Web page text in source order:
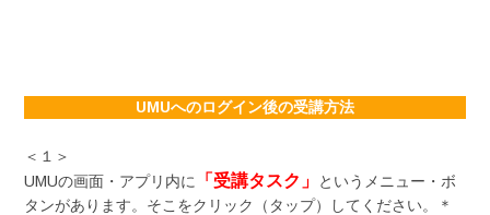
UMUへのログイン後の受講方法
＜１＞
UMUの画面・アプリ内に
「受講タスク」
というメニュー・ボ
タンがあります。そこをクリック（タップ）してください。＊